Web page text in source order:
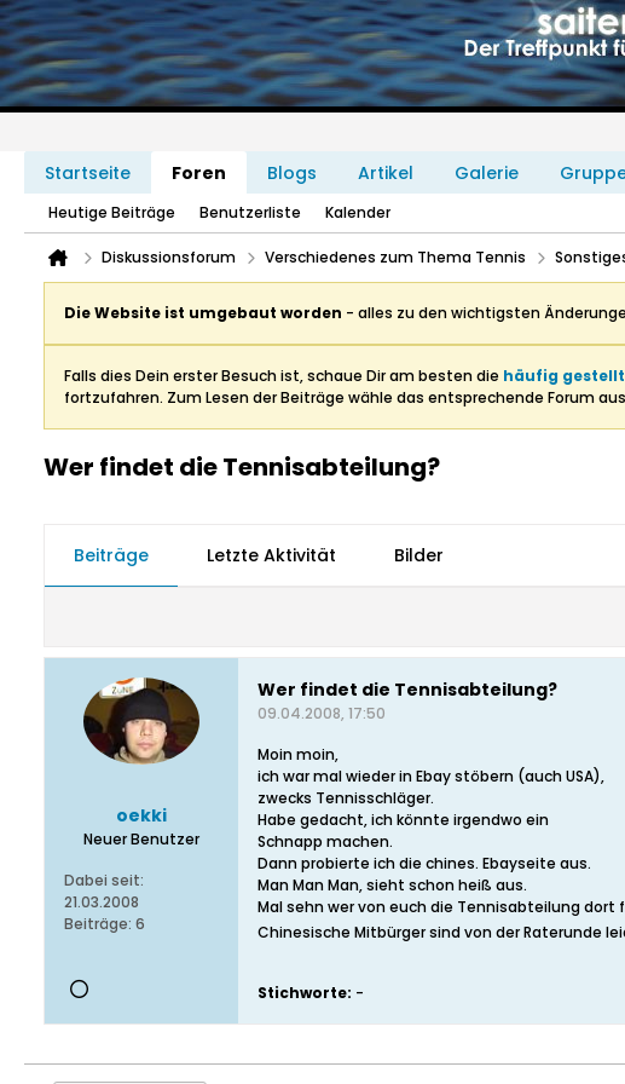
Startseite Foren Blogs Artikel Galerie
Heutige Beiträge Benutzerliste Kalender
Diskussionsforum Verschiedenes zum Thema Tennis
Die Website ist umgebaut worden - alles zu den wichtigsten
Falls dies Dein erster Besuch ist, schaue Dir am besten die häufig
fortzufahren. Zum Lesen der Beiträge wähle das entsprechende Forum
Wer findet die Tennisabteilung?
Beiträge Letzte Aktivität Bilder
oekki
Neuer Benutzer
Dabei seit:
21.03.2008
Beiträge: 6
Wer findet die Tennisabteilung?
09.04.2008, 17:50
Moin moin,
ich war mal wieder in Ebay stöbern (auch USA),
zwecks Tennisschläger.
Habe gedacht, ich könnte irgendwo ein
Schnapp machen.
Dann probierte ich die chines. Ebayseite aus.
Man Man Man, sieht schon heiß aus.
Mal sehn wer von euch die Tennisabteilung dort
Chinesische Mitbürger sind von der Raterunde
Stichworte: -